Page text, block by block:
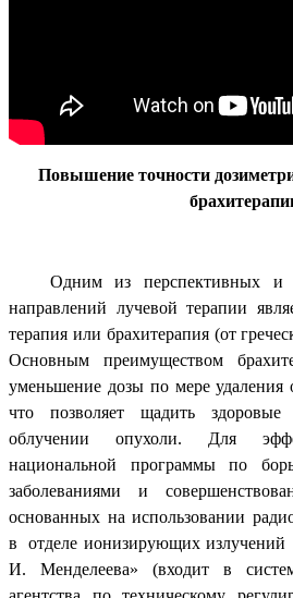
Повышение точности
Одним из перспективных и
направлений лучевой терапии
терапия или брахитерапия (от
Основным преимуществом
уменьшение дозы по мере удаления
что позволяет щадить
облучении опухоли. Для
национальной программы по
заболеваниями и
основанных на использовании
в отделе ионизирующих
И. Менделеева» (входит в